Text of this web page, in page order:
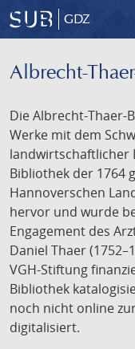
GDZ
Albrecht-
Die Albrecht-Thaer-
Werke mit dem
landwirtschaftlicher
Bibliothek der 1764
Hannoverschen
hervor und wurde
Engagement des
Daniel Thaer
VGH-Stiftung
Bibliothek
noch nicht online
digitalisiert.